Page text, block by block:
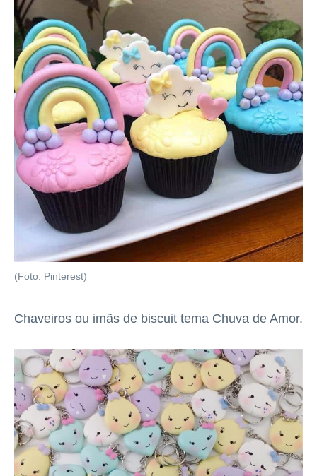
(Foto: Pinterest)
Chaveiros ou imãs de biscuit tema Chuva de Amor.